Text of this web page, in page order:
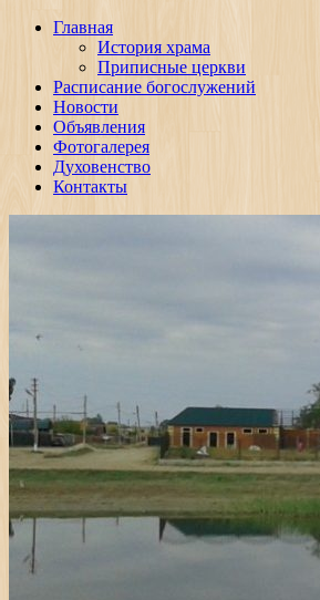
Главная
История храма
Приписные церкви
Расписание богослужений
Новости
Объявления
Фотогалерея
Духовенство
Контакты